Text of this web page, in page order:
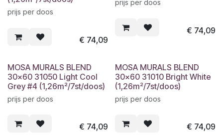
prijs per doos
€ 74,09
prijs per doos
€ 74,09
MOSA MURALS BLEND
30x60 31050 Light Cool
Grey #4 (1,26m²/7st/doos)
prijs per doos
€ 74,09
MOSA MURALS BLEND
30x60 31010 Bright White
(1,26m²/7st/doos)
prijs per doos
€ 74,09